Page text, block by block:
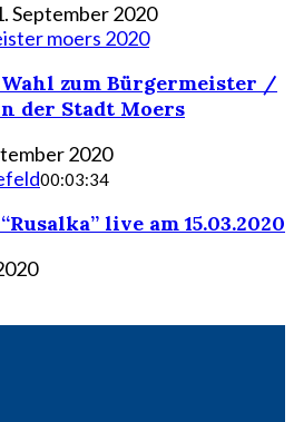
September 2020
zum Bürgermeister /
der Stadt Moers
2020
00:03:34
live am 15.03.2020